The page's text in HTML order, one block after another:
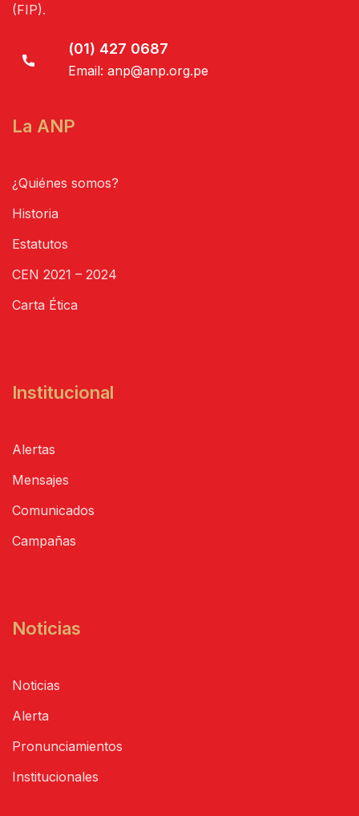
(FIP).
(01) 427 0687
Email: anp@anp.org.pe
La ANP
¿Quiénes somos?
Historia
Estatutos
CEN 2021 – 2024
Carta Ética
Institucional
Alertas
Mensajes
Comunicados
Campañas
Noticias
Noticias
Alerta
Pronunciamientos
Institucionales